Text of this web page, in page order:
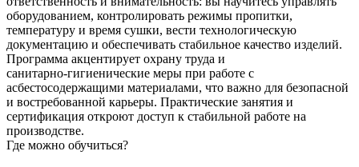
оборудованием, контролировать режимы пропитки,
температуру и время сушки, вести технологическую
документацию и обеспечивать стабильное качество изделий.
Программа акцентирует охрану труда и
санитарно‑гигиенические меры при работе с
асбестосодержащими материалами, что важно для безопасной
и востребованной карьеры. Практические занятия и
сертификация откроют доступ к стабильной работе на
производстве.
Где можно обучиться?